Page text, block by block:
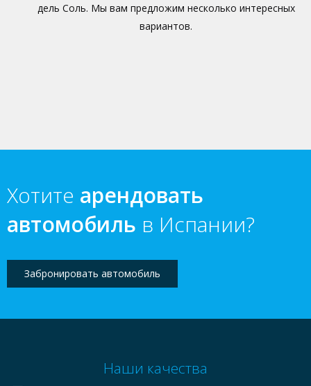
дель Соль. Мы вам предложим несколько интересных
вариантов.
Хотите арендовать
автомобиль в Испании?
Забронировать автомобиль
Наши качества